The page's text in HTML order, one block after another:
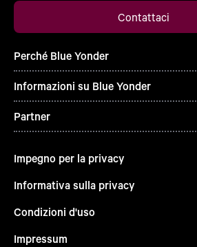
Contattaci
Perché Blue Yonder
Informazioni su Blue Yonder
Partner
Impegno per la privacy
Informativa sulla privacy
Condizioni d'uso
Impressum